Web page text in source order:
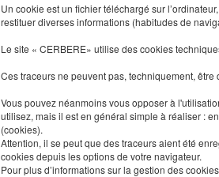
Un cookie est un fichier téléchargé sur
restituer diverses informations (habitudes de
Le site « CERBERE» utilise des cookies
Ces traceurs ne peuvent pas, techniquement, être
Vous pouvez néanmoins vous opposer à
utilisez, mais il est en général simple à réaliser :
(cookies).
Attention, il se peut que des traceurs aient été
cookies depuis les options de votre navigateur.
Pour plus d’informations sur la gestion des